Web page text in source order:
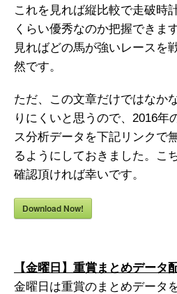
これを見れば縦比較で走破時
くらい優秀なのか把握できま
見ればどの馬が強いレースを
然です。
ただ、この文章だけではなか
りにくいと思うので、2016年
ス分析データを下記リンクで
るようにしておきました。こ
確認頂ければ幸いです。
Download Now!
【金曜日】重賞まとめデータ
金曜日は重賞のまとめデータ